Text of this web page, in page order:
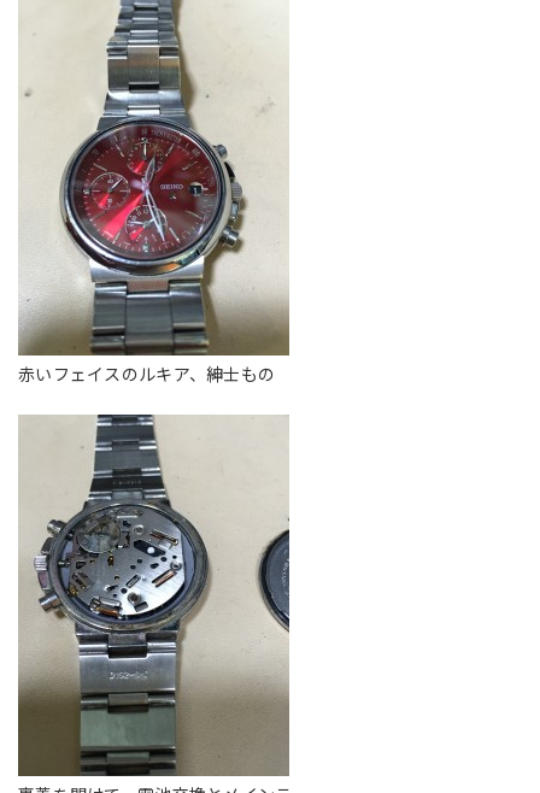
赤いフェイスのルキア、紳士もの